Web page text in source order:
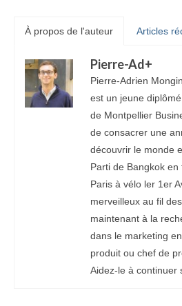
À propos de l'auteur Articles
Pierre-Ad+
Pierre-Adrien Mongin
est un jeune diplômé
de Montpellier
de consacrer une
découvrir le monde
Parti de Bangkok
Paris à vélo ler 1er
merveilleux au fil
maintenant à la
dans le marketing
produit ou chef de
Aidez-le à continuer